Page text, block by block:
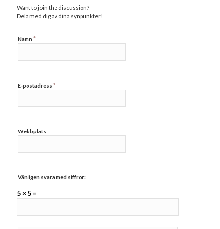
Want to join the discussion?
Dela med dig av dina synpunkter!
Namn *
E-postadress *
Webbplats
Vänligen svara med siffror:
5 × 5 =